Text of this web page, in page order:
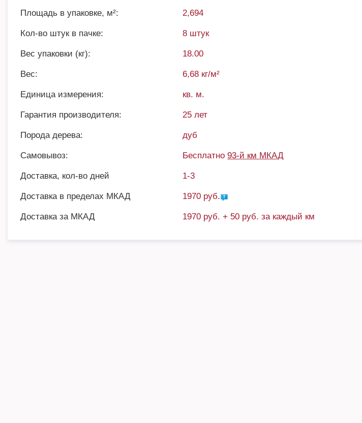
Площадь в упаковке, м²: 2,694
Кол-во штук в пачке: 8 штук
Вес упаковки (кг): 18.00
Вес: 6,68 кг/м²
Единица измерения: кв. м.
Гарантия производителя: 25 лет
Порода дерева: дуб
Самовывоз: Бесплатно93-й км МКАД
Доставка, кол-во дней 1-3
Доставка в пределах МКАД 1970 руб.
Доставка за МКАД 1970 руб. + 50 руб. за каждый км